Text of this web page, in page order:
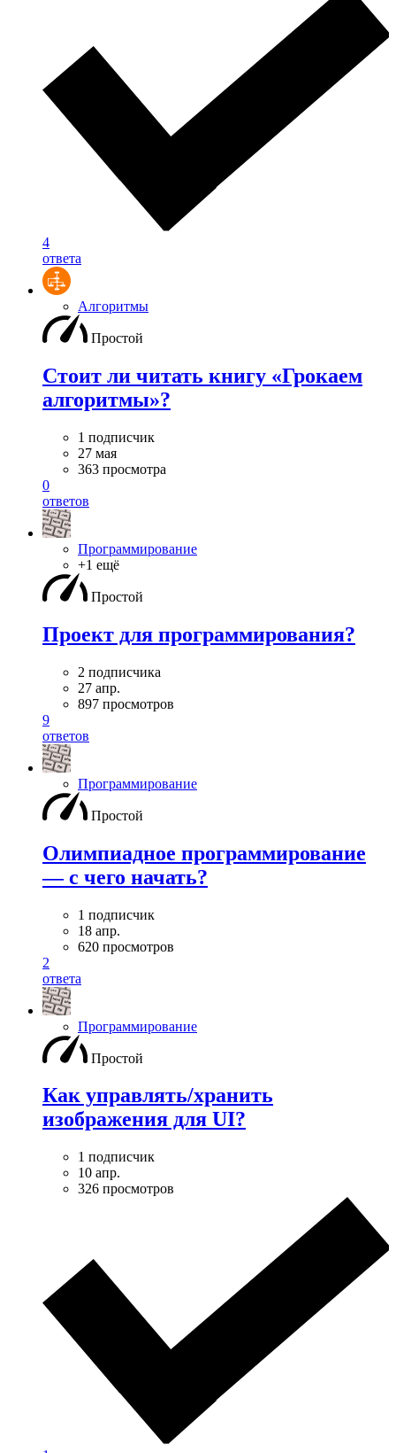
4
ответа
Алгоритмы
Простой
Стоит ли читать книгу «Грокаем
алгоритмы»?
1 подписчик
27 мая
363 просмотра
0
ответов
Программирование
+1 ещё
Простой
Проект для программирования?
2 подписчика
27 апр.
897 просмотров
9
ответов
Программирование
Простой
Олимпиадное программирование
— с чего начать?
1 подписчик
18 апр.
620 просмотров
2
ответа
Программирование
Простой
Как управлять/хранить
изображения для UI?
1 подписчик
10 апр.
326 просмотров